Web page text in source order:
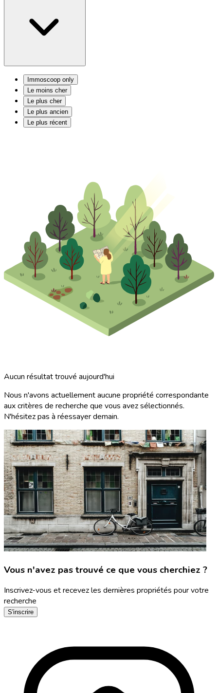
Immoscoop only
Le moins cher
Le plus cher
Le plus ancien
Le plus récent
Aucun résultat trouvé aujourd'hui
Nous n'avons actuellement aucune propriété correspondante
aux critères de recherche que vous avez sélectionnés.
N'hésitez pas à réessayer demain.
Vous n'avez pas trouvé ce que vous cherchiez ?
Inscrivez-vous et recevez les dernières propriétés pour votre
recherche
S'inscrire